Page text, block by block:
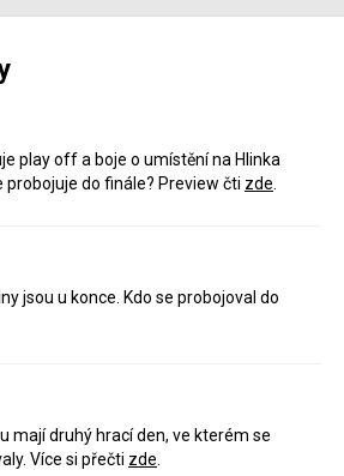
play off a boje o umístění na Hlinka
probojuje do finále? Preview čti zde
jsou u konce. Kdo se probojoval do
mají druhý hrací den, ve kterém se
Více si přečti zde